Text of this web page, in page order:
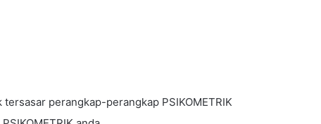
tersasar perangkap-perangkap PSIKOMETRIK